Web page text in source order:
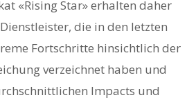
«Rising Star» erhalten daher
die in den letzten
Fortschritte hinsichtlich der
verzeichnet haben und
Impacts und